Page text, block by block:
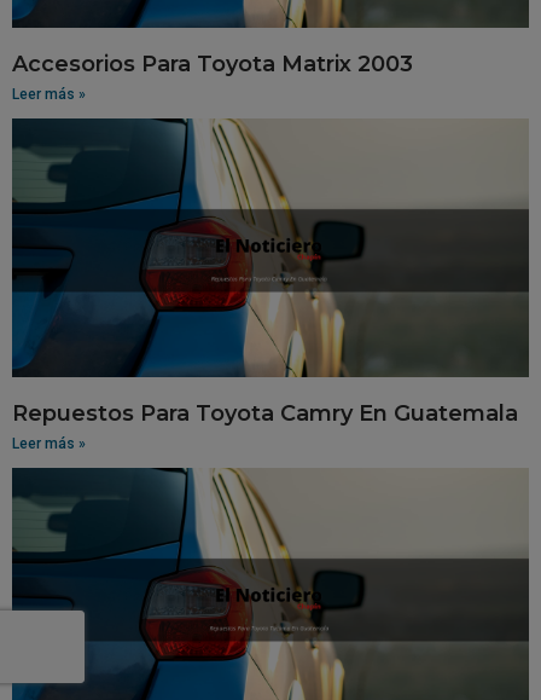
Accesorios Para Toyota Matrix 2003
Leer más »
Repuestos Para Toyota Camry En Guatemala
Leer más »